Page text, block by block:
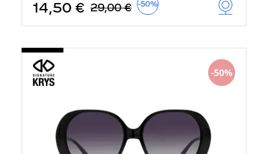
14,50 € 29,00 € -50%